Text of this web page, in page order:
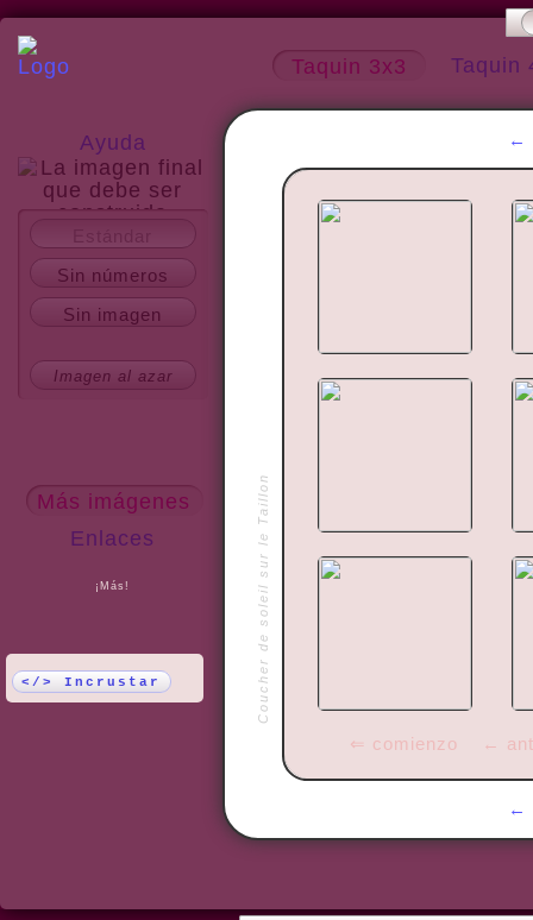
Taquin 3x3 Taquin
Ayuda
Acerca del sitio
Más imágenes
Enlaces
¡Más!
Sin números
Sin imagen
Imagen al azar
</> Incrustar Coucher de soleil sur le Taillon
⇐ comienzo ←